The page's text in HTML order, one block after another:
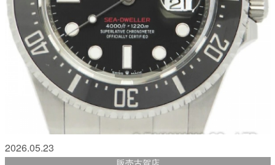
2026.05.23
販売古賀店